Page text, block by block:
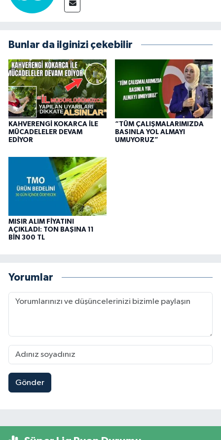
Bunlar da ilginizi çekebilir
KAHVERENGİ KOKARCA İLE
MÜCADELELER DEVAM
EDİYOR
“TÜM ÇALIŞMALARIMIZDA
BASINLA YOL ALMAYI
UMUYORUZ”
MISIR ALIM FİYATINI
AÇIKLADI: TON BAŞINA 11
BİN 300 TL
Yorumlar
Gönder